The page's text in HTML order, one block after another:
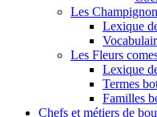
Les
Lexique
Les Fleurs
Lexique
Termes
Familles
Chefs et métiers de